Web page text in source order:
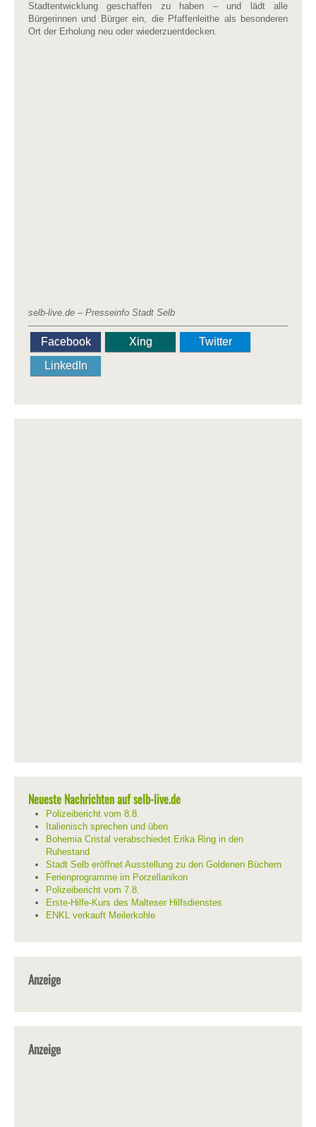
Stadtentwicklung geschaffen zu haben – und lädt alle
Bürgerinnen und Bürger ein, die Pfaffenleithe als besonderen
Ort der Erholung neu oder wiederzuentdecken.
selb-live.de – Presseinfo Stadt Selb
Facebook Xing
Twitter
LinkedIn
Neueste Nachrichten auf selb-live.de
Polizeibericht vom 8.8.
Italienisch sprechen und üben
Bohemia Cristal verabschiedet Erika Ring in den
Ruhestand
Stadt Selb eröffnet Ausstellung zu den Goldenen Büchern
Ferienprogramme im Porzellanikon
Polizeibericht vom 7.8.
Erste-Hilfe-Kurs des Malteser Hilfsdienstes
ENKL verkauft Meilerkohle
Anzeige
Anzeige